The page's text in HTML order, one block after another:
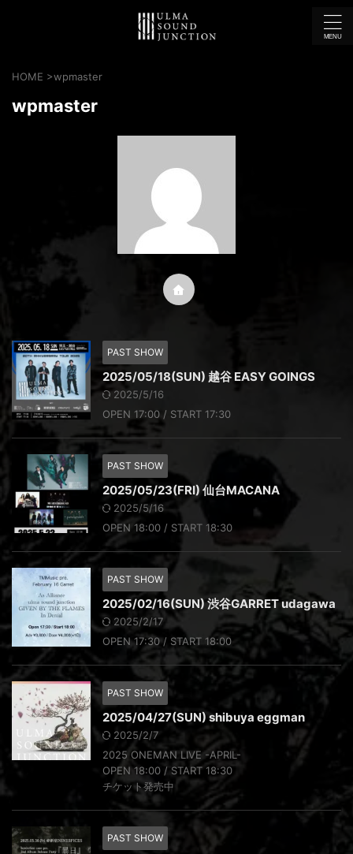
HOME >wpmaster
wpmaster
PAST SHOW
2025/05/18(SUN) 越谷 EASY GOINGS
2025/5/16
OPEN 17:00 / START 17:30
PAST SHOW
2025/05/23(FRI) 仙台MACANA
2025/5/16
OPEN 18:00 / START 18:30
PAST SHOW
2025/02/16(SUN) 渋谷GARRET udagawa
2025/2/17
OPEN 17:30 / START 18:00
PAST SHOW
2025/04/27(SUN) shibuya eggman
2025/2/7
2025 ONEMAN LIVE -APRIL-
OPEN 18:00 / START 18:30
チケット発売中
PAST SHOW